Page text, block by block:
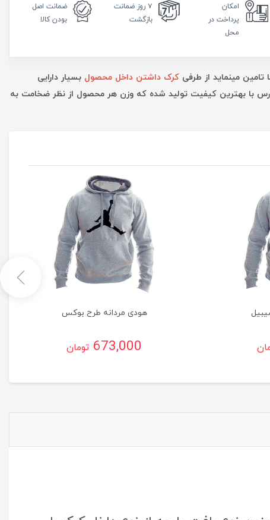
امکان
پرداخت در
محل
۷ روز
ضمانت
بازگشت
ضمانت اصل
بودن کالا
مینماید از طرفی کرک داشتن داخل محصول بسیار دارایی
با بهترین کیفیت تولید شده که وزن هر محصول از نظر ضخامت به
هودی مردانه طرح بوکس
673,000 تومان